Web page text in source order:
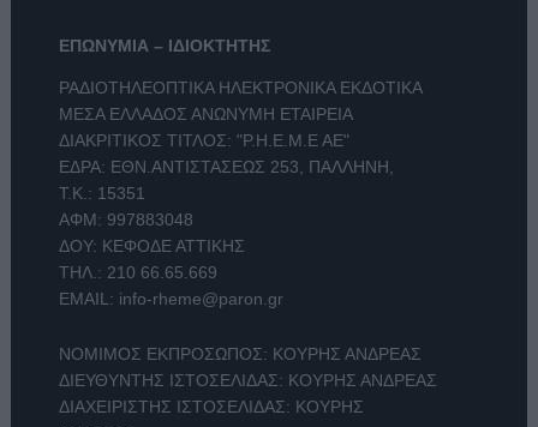
ΕΠΩΝΥΜΙΑ – ΙΔΙΟΚΤΗΤΗΣ
ΡΑΔΙΟΤΗΛΕΟΠΤΙΚΑ ΗΛΕΚΤΡΟΝΙΚΑ ΕΚΔΟΤΙΚΑ
ΜΕΣΑ ΕΛΛΑΔΟΣ ΑΝΩΝΥΜΗ ΕΤΑΙΡΕΙΑ
ΔΙΑΚΡΙΤΙΚΟΣ ΤΙΤΛΟΣ: "Ρ.Η.Ε.Μ.Ε ΑΕ"
ΕΔΡΑ: ΕΘΝ.ΑΝΤΙΣΤΑΣΕΩΣ 253, ΠΑΛΛΗΝΗ,
Τ.Κ.: 15351
ΑΦΜ: 997883048
ΔΟΥ: ΚΕΦΟΔΕ ΑΤΤΙΚΗΣ
ΤΗΛ.: 210 66.65.669
EMAIL: info-rheme@paron.gr
ΝΟΜΙΜΟΣ ΕΚΠΡΟΣΩΠΟΣ: ΚΟΥΡΗΣ ΑΝΔΡΕΑΣ
ΔΙΕΥΘΥΝΤΗΣ ΙΣΤΟΣΕΛΙΔΑΣ: ΚΟΥΡΗΣ ΑΝΔΡΕΑΣ
ΔΙΑΧΕΙΡΙΣΤΗΣ ΙΣΤΟΣΕΛΙΔΑΣ: ΚΟΥΡΗΣ